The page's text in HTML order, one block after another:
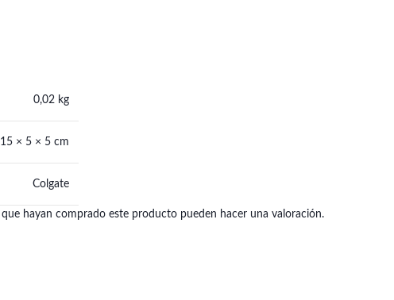
0,02 kg
15 × 5 × 5 cm
Colgate
hayan comprado este producto pueden hacer una valoración.